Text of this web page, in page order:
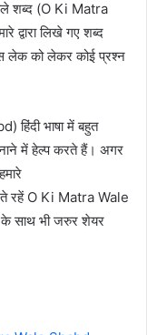
शब्द (O Ki Matra
द्वारा लिखे गए शब्द
लेक को लेकर कोई प्रश्न
हिंदी भाषा में बहुत
में हेल्प करते हैं। अगर
रहें O Ki Matra Wale
के साथ भी जरुर शेयर